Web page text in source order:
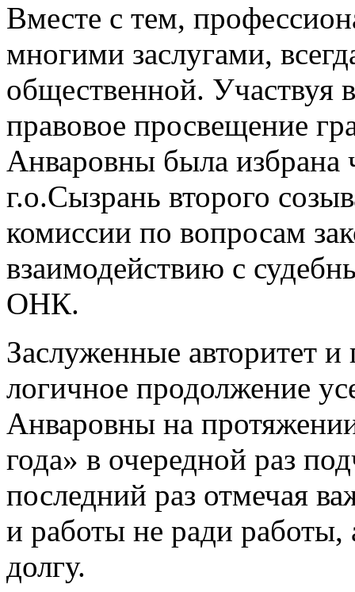
Вместе с тем,
многими заслугами,
общественной. Участвуя
правовое просвещение
Анваровны была
г.о.Сызрань второго
комиссии по вопросам
взаимодействию с
ОНК.
Заслуженные авторитет
логичное продолжение
Анваровны на
года» в очередной раз
последний раз отмечая
и работы не ради
долгу.